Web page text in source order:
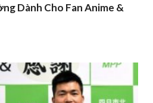
Dành Cho Fan Anime &